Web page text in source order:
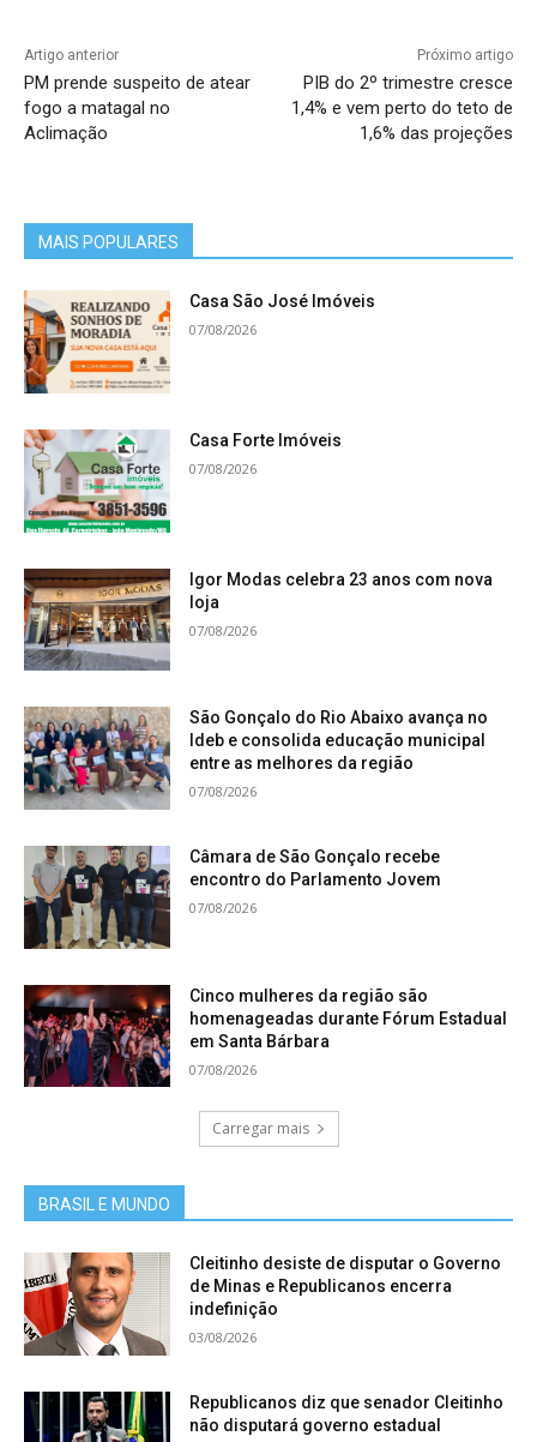
Artigo anterior
PM prende suspeito de atear
fogo a matagal no
Aclimação
Próximo artigo
PIB do 2º trimestre cresce
1,4% e vem perto do teto de
1,6% das projeções
MAIS POPULARES
Casa São José Imóveis
07/08/2026
Casa Forte Imóveis
07/08/2026
Igor Modas celebra 23 anos com nova
loja
07/08/2026
São Gonçalo do Rio Abaixo avança no
Ideb e consolida educação municipal
entre as melhores da região
07/08/2026
Câmara de São Gonçalo recebe
encontro do Parlamento Jovem
07/08/2026
Cinco mulheres da região são
homenageadas durante Fórum Estadual
em Santa Bárbara
07/08/2026
Carregar mais
BRASIL E MUNDO
Cleitinho desiste de disputar o Governo
de Minas e Republicanos encerra
indefinição
03/08/2026
Republicanos diz que senador Cleitinho
não disputará governo estadual